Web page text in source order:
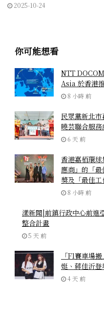
2025-10-24
你可能想看
NTT
Asia 於香港
8 小時 前
民眾黨新北
曉芸聯合服
6 天 前
香港嘉栢環
應商」的「
獎及「最佳
8 小時 前
漾新聞|前鎮行政中心前進
整合計畫
5 天 前
「F1賽車場
娗、蔣佳沂
4 天 前